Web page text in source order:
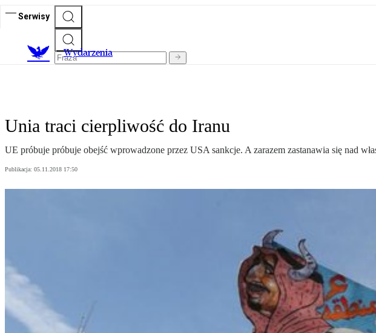
Serwisy
Wydarzenia
Unia traci cierpliwość do Iranu
UE próbuje próbuje obejść wprowadzone przez USA sankcje. A zarazem zastanawia się nad
Publikacja: 05.11.2018 17:50